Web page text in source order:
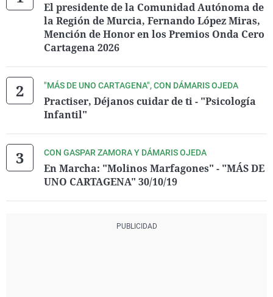
El presidente de la Comunidad Autónoma de
la Región de Murcia, Fernando López Miras,
Mención de Honor en los Premios Onda Cero
Cartagena 2026
"MÁS DE UNO CARTAGENA", CON DÁMARIS OJEDA
Practiser, Déjanos cuidar de ti - "Psicología
Infantil"
CON GASPAR ZAMORA Y DÁMARIS OJEDA
En Marcha: "Molinos Marfagones" - "MÁS DE
UNO CARTAGENA" 30/10/19